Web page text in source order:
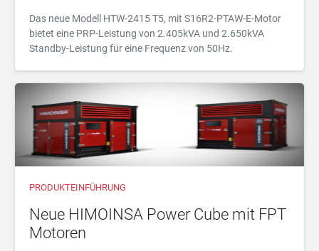
Das neue Modell HTW-2415 T5, mit S16R2-PTAW-E-Motor
bietet eine PRP-Leistung von 2.405kVA und 2.650kVA
Standby-Leistung für eine Frequenz von 50Hz.
PRODUKTEINFÜHRUNG
Neue HIMOINSA Power Cube mit FPT
Motoren